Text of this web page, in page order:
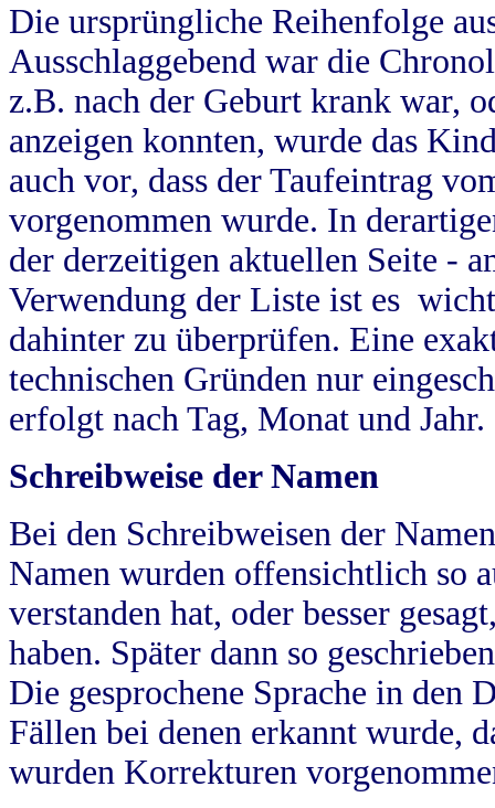
Die ursprüngliche Reihenfolge
Ausschlaggebend war die
z.B. nach der Geburt krank war,
anzeigen konnten, wurde das
auch vor, dass der Taufeintrag
vorgenommen wurde. In
der derzeitigen aktuellen Seite -
Verwendung der Liste ist es
dahinter zu überprüfen. Eine
technischen Gründen nur
erfolgt nach Tag, Monat und Jahr.
Schreibweise der Namen
Bei den Schreibweisen der
Namen wurden offensichtlich so
verstanden hat, oder besser
haben. Später dann so
Die gesprochene Sprache in
Fällen bei denen erkannt wurde,
wurden Korrekturen